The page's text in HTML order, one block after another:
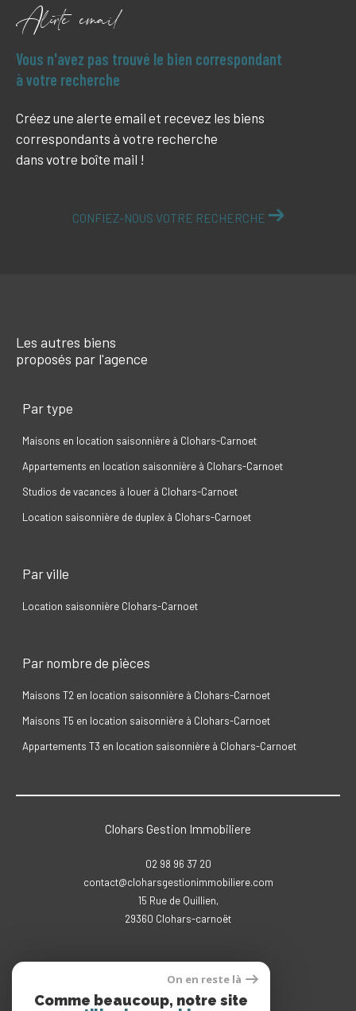
Alerte email
Vous n'avez pas trouvé le bien correspondant
à votre recherche
Créez une alerte email et recevez les biens
correspondants à votre recherche
dans votre boîte mail !
CONFIEZ-NOUS VOTRE RECHERCHE
Les autres biens
proposés par l'agence
Par type
Maisons en location saisonnière à Clohars-Carnoet
Appartements en location saisonnière à Clohars-Carnoet
Studios de vacances à louer à Clohars-Carnoet
Location saisonnière de duplex à Clohars-Carnoet
Par ville
Location saisonnière Clohars-Carnoet
Par nombre de pièces
Maisons T2 en location saisonnière à Clohars-Carnoet
Maisons T5 en location saisonnière à Clohars-Carnoet
Appartements T3 en location saisonnière à Clohars-Carnoet
Clohars Gestion Immobiliere
02 98 96 37 20
contact@cloharsgestionimmobiliere.com
15 Rue de Quillien,
29360
clohars-carnoët
Adhérents
On en reste là
Comme beaucoup, notre site